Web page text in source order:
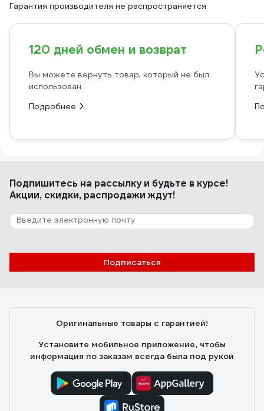
Гарантия производителя не распространяется
120 дней обмен и возврат
Вы можете вернуть товар, который не был
использован
Подробнее
Подпишитесь на рассылкуи будьте в курсе!
Акции, скидки, распродажи ждут!
Подписаться
Оригинальные товары с гарантией!
Установите мобильное приложение, чтобы
информация по заказам всегда была под рукой